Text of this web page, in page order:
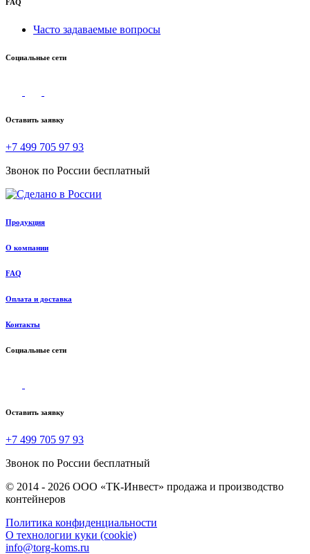
FAQ
Часто задаваемые вопросы
Социальные сети
Оставить заявку
+7 499 705 97 93
Звонок по России бесплатный
Продукция
О компании
FAQ
Оплата и доставка
Контакты
Социальные сети
Оставить заявку
+7 499 705 97 93
Звонок по России бесплатный
© 2014 - 2026 ООО «ТК-Инвест» продажа и производство
контейнеров
Политика конфиденциальности
О технологии куки (cookie)
info@torg-koms.ru